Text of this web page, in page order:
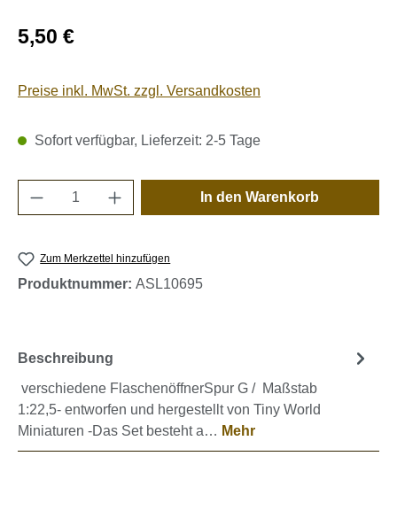
Regulärer Preis:
5,50 €
Preise inkl. MwSt. zzgl. Versandkosten
Sofort verfügbar, Lieferzeit: 2-5 Tage
Produkt Anzahl: Gib den gewünschten
In den Warenkorb
Zum Merkzettel hinzufügen
Produktnummer: ASL10695
Beschreibung
verschiedene FlaschenöffnerSpur G / Maßstab
1:22,5- entworfen und hergestellt von Tiny World
Miniaturen -Das Set besteht a… Mehr